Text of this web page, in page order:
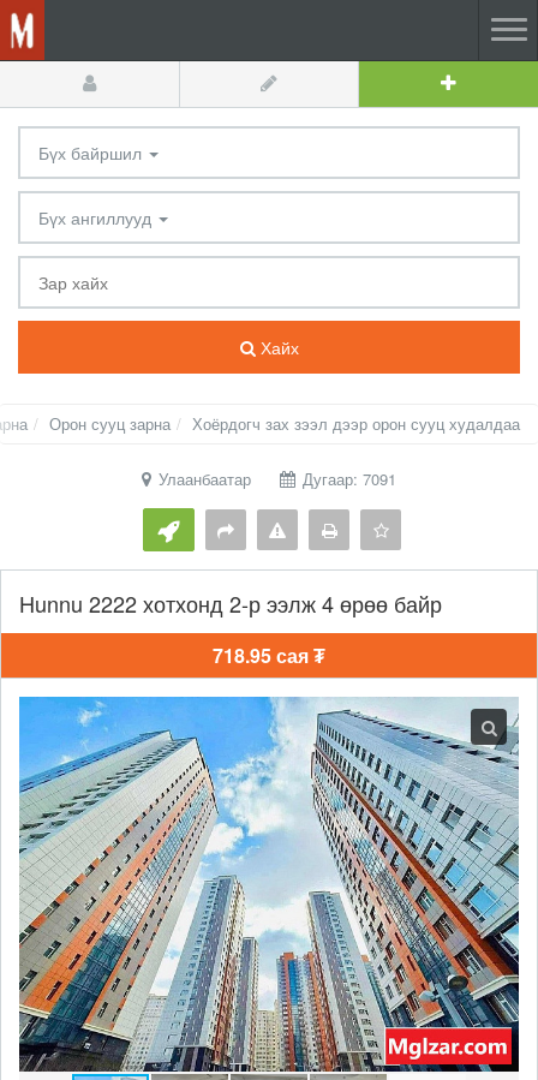
Бүх байршил
Бүх ангиллууд
Хайх
Орон сууц зарна Хоёрдогч зах зээл дээр орон сууц худалдаа
Улаанбаатар Дугаар: 7091
Hunnu 2222 хотхонд 2-р ээлж 4 өрөө байр
718.95 сая ₮